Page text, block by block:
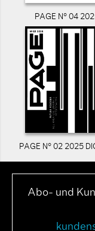
PAGE N° 04
PAGE N° 02 2025
Abo- und